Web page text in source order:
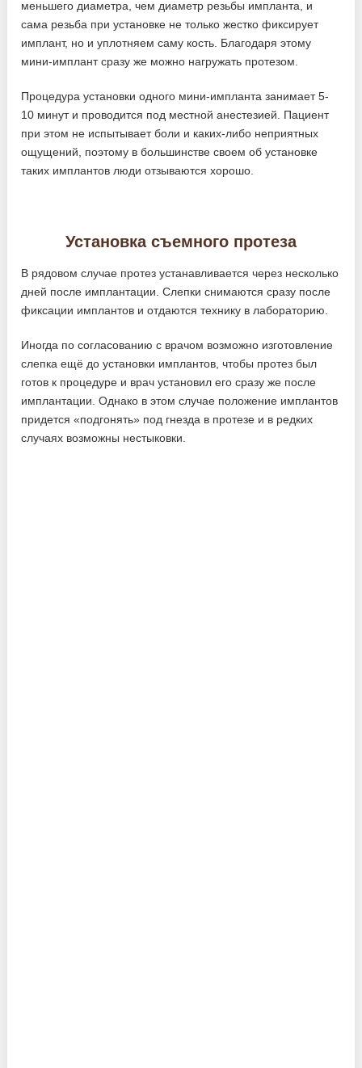
меньшего диаметра, чем диаметр резьбы импланта, и
сама резьба при установке не только жестко фиксирует
имплант, но и уплотняем саму кость. Благодаря этому
мини-имплант сразу же можно нагружать протезом.
Процедура установки одного мини-импланта занимает 5-
10 минут и проводится под местной анестезией. Пациент
при этом не испытывает боли и каких-либо неприятных
ощущений, поэтому в большинстве своем об установке
таких имплантов люди отзываются хорошо.
Установка съемного протеза
В рядовом случае протез устанавливается через несколько
дней после имплантации. Слепки снимаются сразу после
фиксации имплантов и отдаются технику в лабораторию.
Иногда по согласованию с врачом возможно изготовление
слепка ещё до установки имплантов, чтобы протез был
готов к процедуре и врач установил его сразу же после
имплантации. Однако в этом случае положение имплантов
придется «подгонять» под гнезда в протезе и в редких
случаях возможны нестыковки.